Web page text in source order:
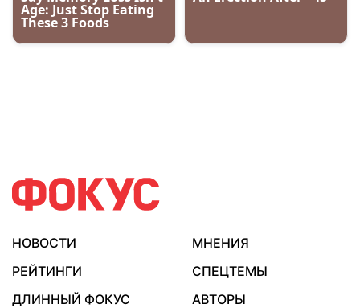
НОВОСТИ
МНЕНИЯ
РЕЙТИНГИ
СПЕЦТЕМЫ
ДЛИННЫЙ ФОКУС
АВТОРЫ